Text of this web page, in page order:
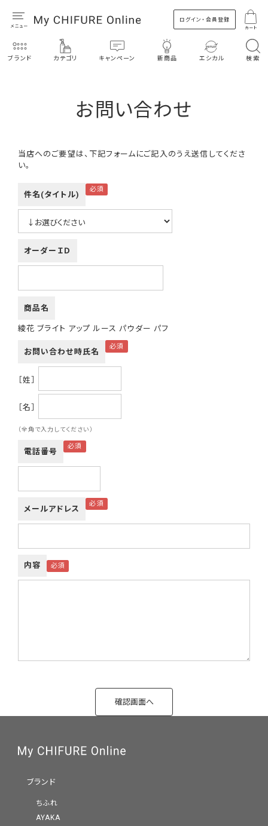
ログイン・会員登録
カート
ブランド カテゴリ キャンペーン 新商品 エシカル 検索
お問い合わせ
当店へのご要望は、下記フォームにご記入のうえ送信してくださ
い。
件名(タイトル)
オーダーＩＤ
商品名
綾花 ブライト アップ ルース パウダー パフ
お問い合わせ時氏名
［姓］
［名］
（全角で入力してください）
電話番号
メールアドレス
内容
ブランド
ちふれ
AYAKA